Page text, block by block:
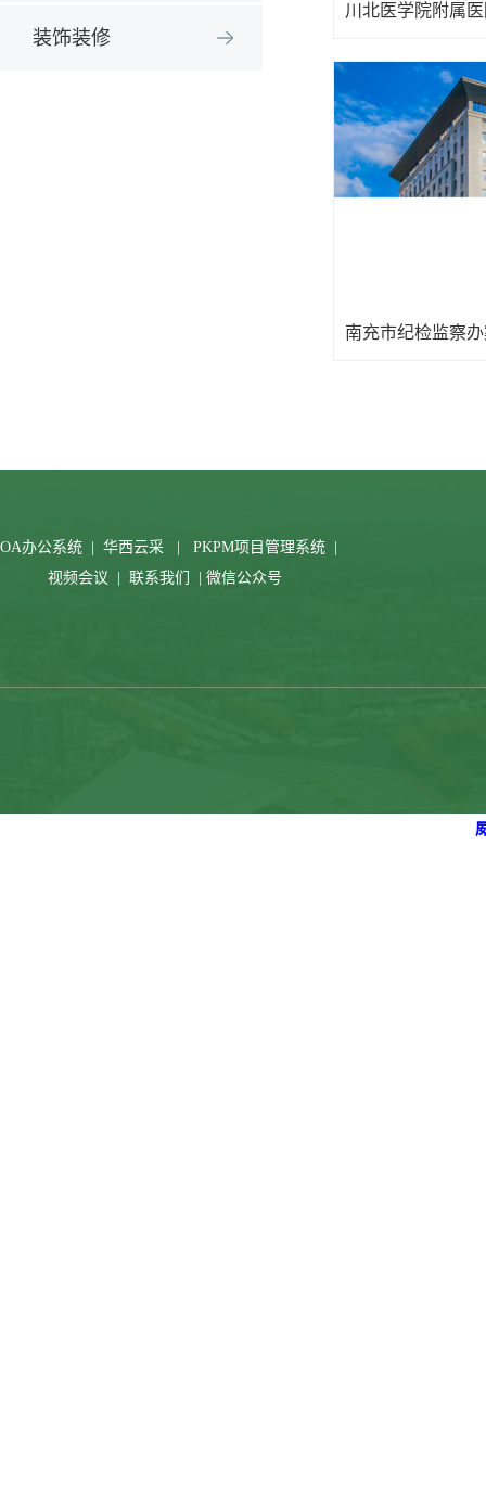
装饰装修
川北医学院附属
南充市纪检监察
OA办公系统 | 华西云采 | PKPM项目管理系统 |
视频会议 | 联系我们 | 微信公众号